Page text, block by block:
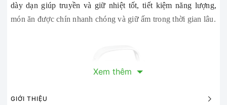
dày dạn giúp truyền và giữ nhiệt tốt, tiết kiệm năng lượng,
món ăn được chín nhanh chóng và giữ ấm trong thời gian lâu.
Xem thêm
GIỚI THIỆU